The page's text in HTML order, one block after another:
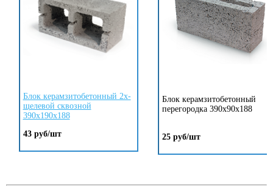
Блок керамзитобетонный 2х-
щелевой сквозной
390х190х188
43 руб/шт
Блок керамзитобетонный
перегородка 390х90х188
25 руб/шт